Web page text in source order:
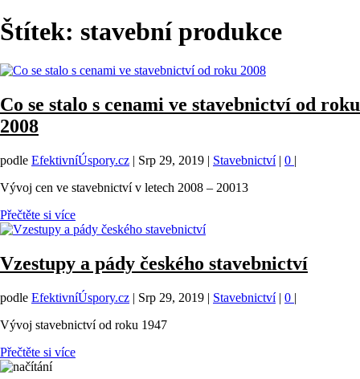
Štítek: stavební produkce
Co se stalo s cenami ve stavebnictví od roku
2008
podle EfektivníÚspory.cz | Srp 29, 2019 | Stavebnictví| 0 |
Vývoj cen ve stavebnictví v letech 2008 – 20013
Přečtěte si více
Vzestupy a pády českého stavebnictví
podle EfektivníÚspory.cz | Srp 29, 2019 | Stavebnictví| 0 |
Vývoj stavebnictví od roku 1947
Přečtěte si více